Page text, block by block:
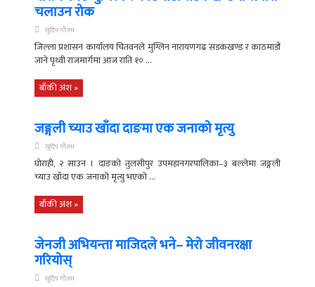
चलाउन रोक
सुदिप गौतम
जिल्ला प्रशासन कार्यालय चितवनले मुग्लिन नारायणगढ सडकखण्ड र काठमाडौं
जाने पृथ्वी राजमार्गमा आज राति १० ...
बाँकी अंश »
जङ्गली च्याउ खाँदा दाङमा एक जनाको मृत्यु
सुदिप गौतम
घोराही, २ साउन । दाङको तुलसीपुर उपमहानगरपालिका–३ बल्लेमा जङ्गली
च्याउ खाँदा एक जनाको मृत्यु भएको ...
बाँकी अंश »
जेनजी अभियन्ता माजिदले भने– मेरो जीवनरक्षा
गरियोस्
सुदिप गौतम